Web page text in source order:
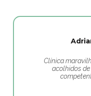
Clínica
acolhidos